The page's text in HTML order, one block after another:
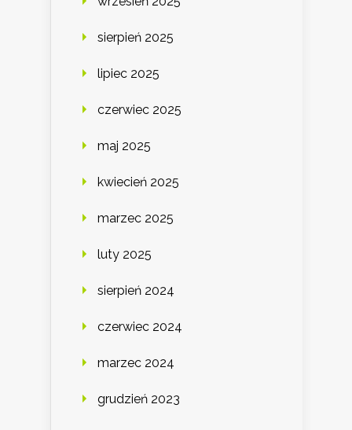
sierpień 2025
lipiec 2025
czerwiec 2025
maj 2025
kwiecień 2025
marzec 2025
luty 2025
sierpień 2024
czerwiec 2024
marzec 2024
grudzień 2023